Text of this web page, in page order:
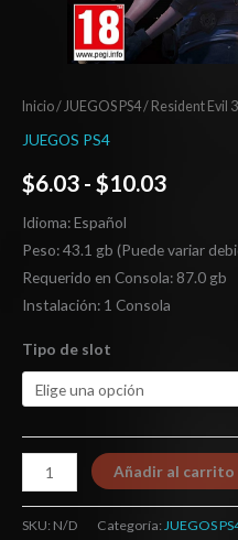
Inicio/ JUEGOS PS4/ Resident Evil 3
JUEGOS PS4
$6.03 - $10.03
Idioma: Español
Peso: 43.1 gb (Puede variar
Requerido en Consola: 87.0 gb
Instalación: 1 Consola
Tipo de slot
Añadir al carrito
SKU: N/D Categoría: JUEGOS